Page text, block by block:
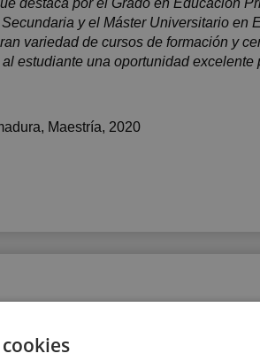
destaca por el Grado en Educación
y el Máster Universitario en
variedad de cursos de formación y
estudiante una oportunidad
, Maestría, 2020
de todos los niveles (A1-C1)